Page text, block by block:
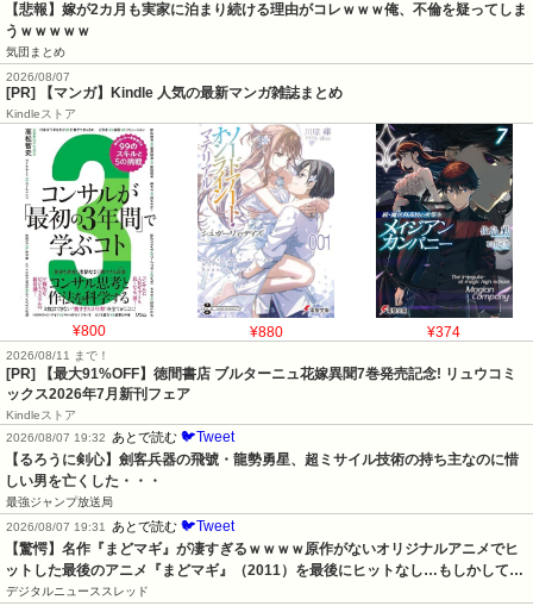
【悲報】嫁が2カ月も実家に泊まり続ける理由がコレｗｗｗ俺、不倫を疑ってしま
うｗｗｗｗｗ
気団まとめ
2026/08/07
[PR] 【マンガ】Kindle 人気の最新マンガ雑誌まとめ
Kindleストア
¥800 ¥880 ¥374
2026/08/11 まで！
[PR] 【最大91%OFF】徳間書店 ブルターニュ花嫁異聞7巻発売記念! リュウコミ
ックス2026年7月新刊フェア
Kindleストア
2026/08/07 19:32
あとで読む 🐦Tweet
【るろうに剣心】劍客兵器の飛號・龍勢勇星、超ミサイル技術の持ち主なのに惜
しい男を亡くした・・・
最強ジャンプ放送局
2026/08/07 19:31
あとで読む 🐦Tweet
【驚愕】名作『まどマギ』が凄すぎるｗｗｗｗ原作がないオリジナルアニメでヒ
ットした最後のアニメ『まどマギ』（2011）を最後にヒットなし…もしかして…
デジタルニューススレッド